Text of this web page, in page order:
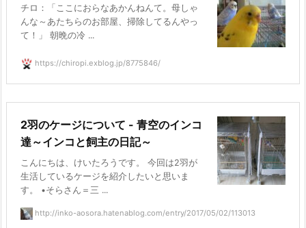
チロ：「ここにおらなあかんねんて。母しゃ
んな～あたちらのお部屋、掃除してるんやっ
て！」 朝晩の冷 ...
https://chiropi.exblog.jp/8775846/
2羽のケージについて - 青空のインコ
達～インコと飼主の日記～
こんにちは、けいたろうです。 今回は2羽が
生活しているケージを紹介したいと思いま
す。 •そらさん＝三 ...
http://inko-aosora.hatenablog.com/entry/2017/05/02/113013